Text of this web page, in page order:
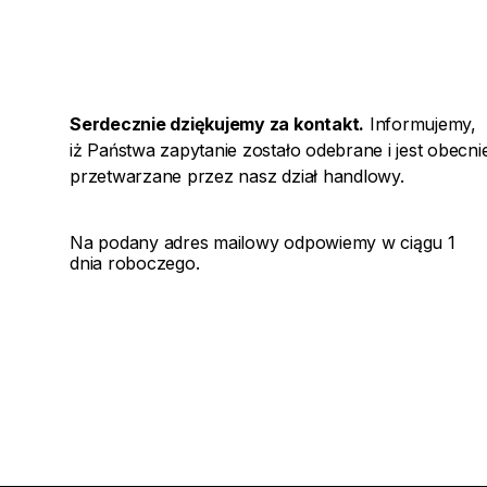
Serdecznie dziękujemy za kontakt. Informujemy,
iż Państwa zapytanie zostało odebrane i jest
przetwarzane przez nasz dział handlowy.
Na podany adres mailowy odpowiemy w ciągu 1
dnia roboczego.